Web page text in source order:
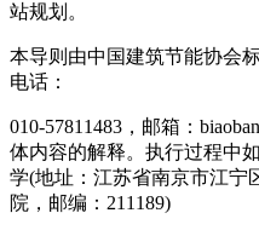
站规划。
本导则由中国建筑节能协会
电话：
010-57811483，邮箱：
体内容的解释。执行过程中
学(地址：江苏省南京市江宁
院，邮编：211189)